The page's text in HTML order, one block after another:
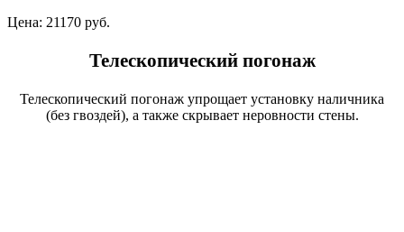
Цена: 21170 руб.
Телескопический погонаж
Телескопический погонаж упрощает установку наличника
(без гвоздей), а также скрывает неровности стены.